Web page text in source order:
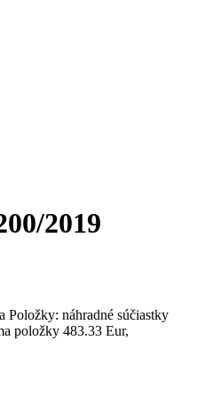
2019
Položky: náhradné súčiastky
položky 483.33 Eur,